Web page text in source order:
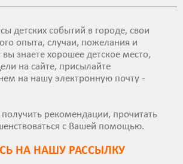
детских событий в городе, свои
опыта, случаи, пожелания и
знаете хорошее детское место,
на сайте, присылайте
на нашу электронную почту -
рекомендации, прочитать
с Вашей помощью.
НА НАШУ РАССЫЛКУ